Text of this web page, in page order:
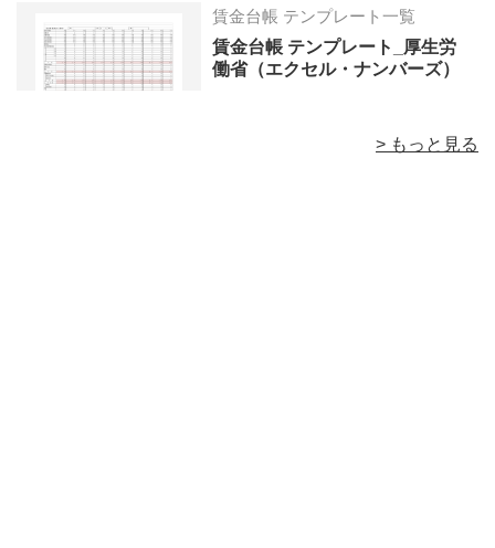
賃金台帳 テンプレート一覧
賃金台帳 テンプレート_厚生労
働省（エクセル・ナンバーズ）
> もっと見る